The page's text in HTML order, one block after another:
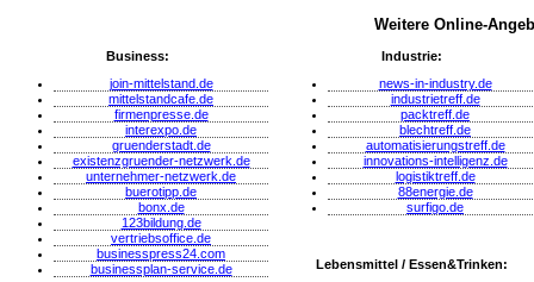
Weitere Online-
Business:
join-mittelstand.de
mittelstandcafe.de
firmenpresse.de
interexpo.de
gruenderstadt.de
existenzgruender-netzwerk.de
unternehmer-netzwerk.de
buerotipp.de
bonx.de
123bildung.de
vertriebsoffice.de
businesspress24.com
businessplan-service.de
Industrie:
news-in-industry.de
industrietreff.de
packtreff.de
blechtreff.de
automatisierungstreff.de
innovations-intelligenz.de
logistiktreff.de
88energie.de
surfigo.de
Lebensmittel / Essen&Trinken: